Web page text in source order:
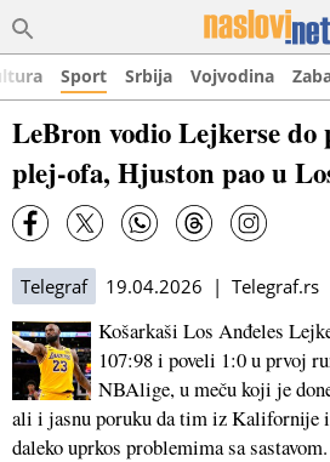
Sport Srbija Vojvodina
LeBron vodio Lejkerse do
plej-ofa, Hjuston pao u
Telegraf 19.04.2026 | Telegraf.rs
Košarkaši Los Anđeles
107:98 i poveli 1:0 u prvoj
NBAlige, u meču koji je
ali i jasnu poruku da tim iz Kalifornije
daleko uprkos problemima sa sastavom.